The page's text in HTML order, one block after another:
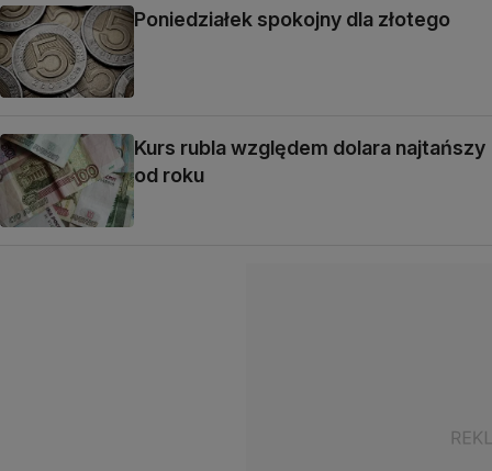
Poniedziałek spokojny dla złotego
Kurs rubla względem dolara najtańszy
od roku